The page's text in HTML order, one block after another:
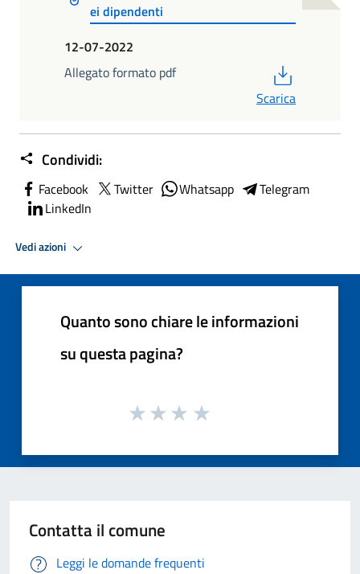
ei dipendenti
12-07-2022
Allegato formato pdf
Scarica
Condividi:
Facebook Twitter Whatsapp
Telegram
LinkedIn
Vedi azioni
Quanto sono chiare le informazioni
su questa pagina?
Contatta il comune
Leggi le domande frequenti